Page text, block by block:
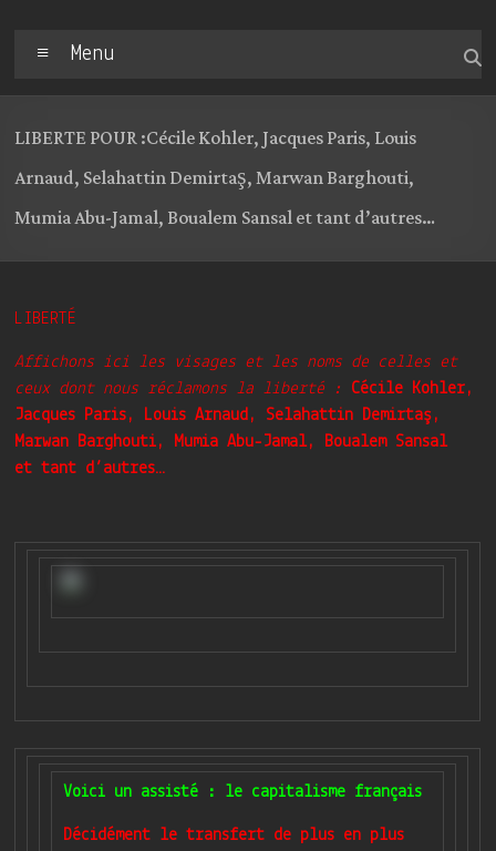
Menu
LIBERTE POUR :Cécile Kohler, Jacques Paris, Louis
Arnaud, Selahattin Demirtaş, Marwan Barghouti,
Mumia Abu-Jamal, Boualem Sansal et tant d’autres…
LIBERTÉ
Affichons ici les visages et les noms de celles et
ceux dont nous réclamons la liberté : Cécile Kohler,
Jacques Paris, Louis Arnaud,
Selahattin Demirtaş,
Marwan Barghouti, Mumia Abu-Jamal, Boualem Sansal
et tant d’autres…
Voici un assisté : le capitalisme français
Décidément le transfert de plus en plus